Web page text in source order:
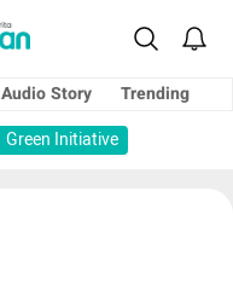
Audio Story
Trending
Green Initiative